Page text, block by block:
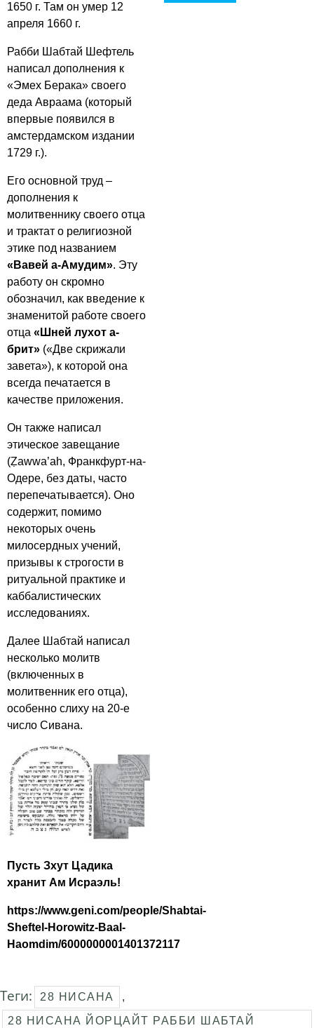
1650 г. Там он умер 12
апреля 1660 г.
Рабби Шабтай Шефтель
написал дополнения к
«Эмех Берака» своего
деда Авраама (который
впервые появился в
амстердамском издании
1729 г.).
Его основной труд –
дополнения к
молитвеннику своего отца
и трактат о религиозной
этике под названием
«Вавей а-Амудим». Эту
работу он скромно
обозначил, как введение к
знаменитой работе своего
отца «Шней лухот а-
брит» («Две скрижали
завета»), к которой она
всегда печатается в
качестве приложения.
Он также написал
этическое завещание
(Ẓawwa’ah, Франкфурт-на-
Одере, без даты, часто
перепечатывается). Оно
содержит, помимо
некоторых очень
милосердных учений,
призывы к строгости в
ритуальной практике и
каббалистических
исследованиях.
Далее Шабтай написал
несколько молитв
(включенных в
молитвенник его отца),
особенно слиху на 20-е
число Сивана.
Пусть Зхут Цадика
хранит Ам Исраэль!
https://www.geni.com/people/Shabtai-
Sheftel-Horowitz-Baal-
Haomdim/6000000001401372117
Теги: 28 НИСАНА
,
28 НИСАНА ЙОРЦАЙТ РАББИ ШАБТАЙ